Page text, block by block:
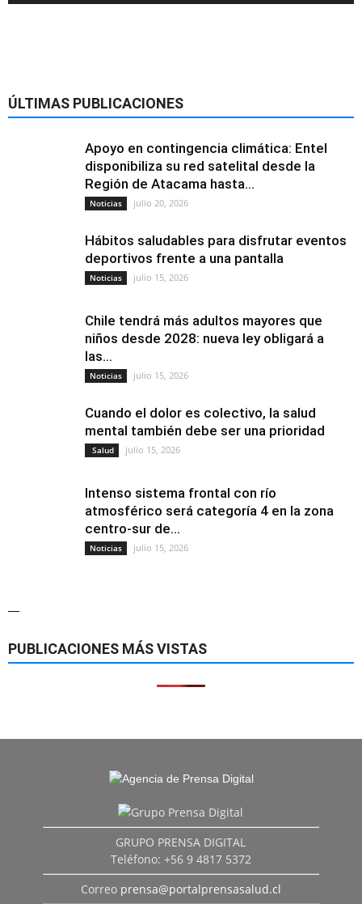
ÚLTIMAS PUBLICACIONES
Apoyo en contingencia climática: Entel
disponibiliza su red satelital desde la
Región de Atacama hasta...
Noticias julio 20, 2026
Hábitos saludables para disfrutar eventos
deportivos frente a una pantalla
Noticias julio 15, 2026
Chile tendrá más adultos mayores que
niños desde 2028: nueva ley obligará a
las...
Noticias julio 15, 2026
Cuando el dolor es colectivo, la salud
mental también debe ser una prioridad
Salud julio 15, 2026
Intenso sistema frontal con río
atmosférico será categoría 4 en la zona
centro-sur de...
Noticias julio 15, 2026
—
PUBLICACIONES MÁS VISTAS
GRUPO PRENSA DIGITAL
Teléfono: +56 9 4817 5372
Correo prensa@portalprensasalud.cl